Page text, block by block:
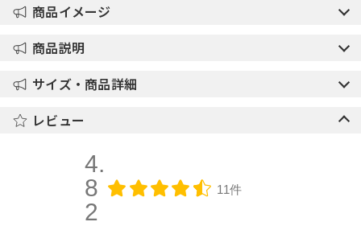
商品イメージ
商品説明
サイズ・商品詳細
レビュー
4.
8
2
11件